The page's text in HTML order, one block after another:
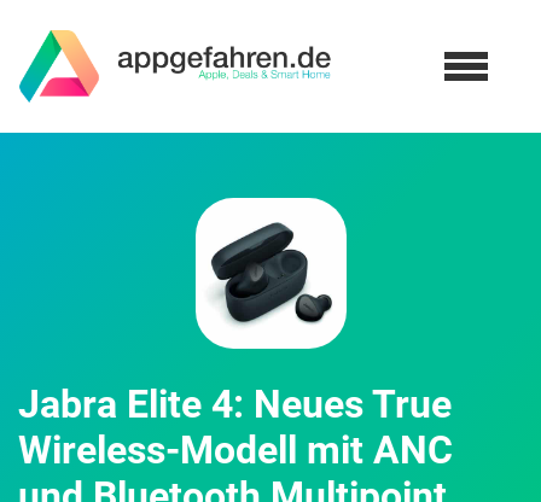
Jabra Elite 4: Neues True
Wireless-Modell mit ANC